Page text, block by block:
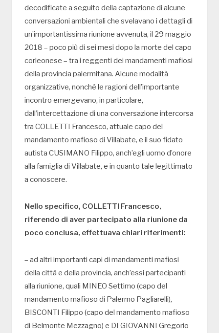
decodificate a seguito della captazione di alcune
conversazioni ambientali che svelavano i dettagli di
un’importantissima riunione avvenuta, il 29 maggio
2018 – poco più di sei mesi dopo la morte del capo
corleonese – tra i reggenti dei mandamenti mafiosi
della provincia palermitana. Alcune modalità
organizzative, nonché le ragioni dell’importante
incontro emergevano, in particolare,
dall’intercettazione di una conversazione intercorsa
tra COLLETTI Francesco, attuale capo del
mandamento mafioso di Villabate, e il suo fidato
autista CUSIMANO Filippo, anch’egli uomo d’onore
alla famiglia di Villabate, e in quanto tale legittimato
a conoscere.
Nello specifico, COLLETTI Francesco,
riferendo di aver partecipato alla riunione da
poco conclusa, effettuava chiari riferimenti:
– ad altri importanti capi di mandamenti mafiosi
della città e della provincia, anch’essi partecipanti
alla riunione, quali MINEO Settimo (capo del
mandamento mafioso di Palermo Pagliarelli),
BISCONTI Filippo (capo del mandamento mafioso
di Belmonte Mezzagno) e DI GIOVANNI Gregorio